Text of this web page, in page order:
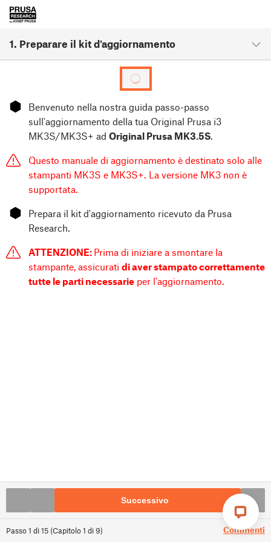
1. Preparare il kit d'aggiornamento
Passo1 di15 (Capitolo1 di9) Commenti
⬢
Benvenuto nella nostra guida passo-passo
sull'aggiornamento della tua Original Prusa i3
MK3S/MK3S+ ad Original Prusa MK3.5S.
Questo manuale di aggiornamento è destinato solo alle
stampanti MK3S e MK3S+. La versione MK3 non è
supportata.
⬢
Prepara il kit d'aggiornamento ricevuto da Prusa
Research.
ATTENZIONE: Prima di iniziare a smontare la
stampante, assicurati di aver stampato correttamente
tutte le parti necessarie per l'aggiornamento.
Successivo